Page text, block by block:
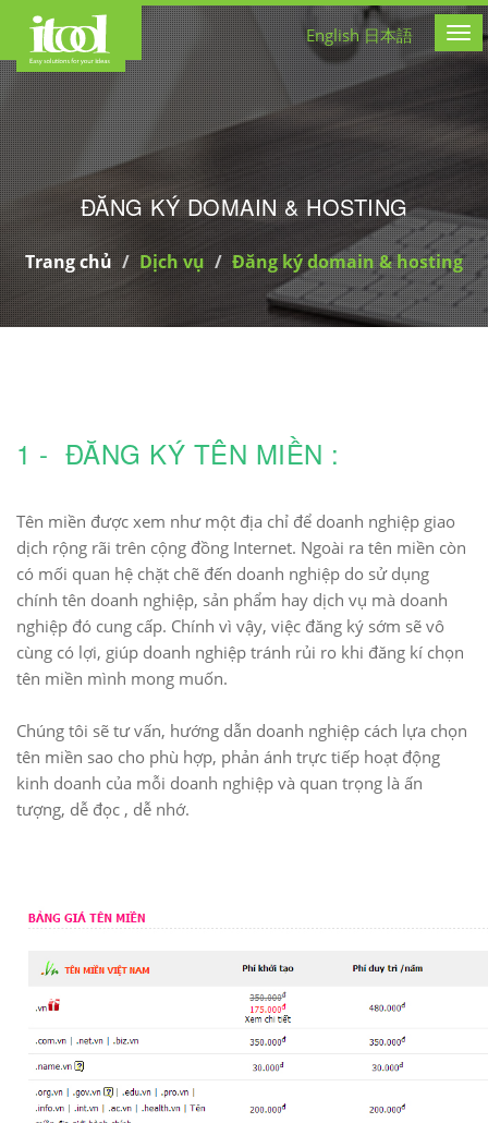
CÔNG TY THIẾT KẾ
English 日本語
ĐĂNG KÝ DOMAIN & HOSTING
Trang chủ Dịch vụ Đăng ký domain & hosting
1 - ĐĂNG KÝ TÊN MIỀN :
Tên miền được xem như một địa chỉ để doanh nghiệp giao
dịch rộng rãi trên cộng đồng Internet. Ngoài ra tên miền còn
có mối quan hệ chặt chẽ đến doanh nghiệp do sử dụng
chính tên doanh nghiệp, sản phẩm hay dịch vụ mà doanh
nghiệp đó cung cấp. Chính vì vậy, việc đăng ký sớm sẽ vô
cùng có lợi, giúp doanh nghiệp tránh rủi ro khi đăng kí chọn
tên miền mình mong muốn.
Chúng tôi sẽ tư vấn, hướng dẫn doanh nghiệp cách lựa chọn
tên miền sao cho phù hợp, phản ánh trực tiếp hoạt động
kinh doanh của mỗi doanh nghiệp và quan trọng là ấn
tượng, dễ đọc , dễ nhớ.